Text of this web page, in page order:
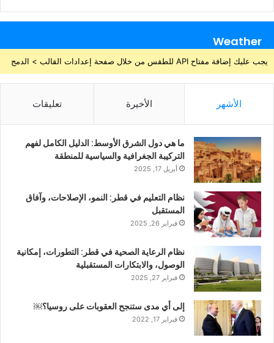
Weather
يجب عليك إضافة مفتاح API للطقس من خلال صفحة إعدادات القالب > الدمج
الأشهر الأخيرة تعليقات
ما هي دول الشرق الأوسط: الدليل الكامل لفهم
التركيبة الجغرافية والسياسية للمنطقة
أبريل 17, 2025
نظام التعليم في قطر: النمو، الإصلاحات، وآفاق
المستقبل
فبراير 26, 2025
نظام الرعاية الصحية في قطر: التطورات، إمكانية
الوصول، والابتكارات المستقبلية
فبراير 27, 2025
إلى أي مدى ستنجح العقوبات على روسيا؟￼
فبراير 17, 2022